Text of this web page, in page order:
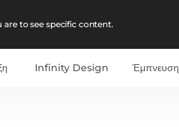
to see specific content.
Infinity Design Έμπνευση